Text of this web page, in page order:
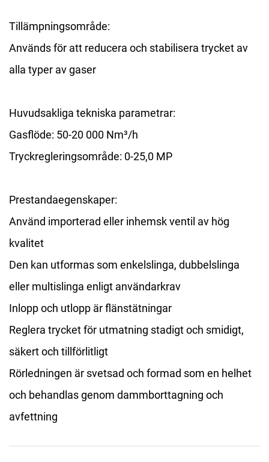
Tillämpningsområde:
Används för att reducera och stabilisera trycket av
alla typer av gaser
Huvudsakliga tekniska parametrar:
Gasflöde: 50-20 000 Nm³/h
Tryckregleringsområde: 0-25,0 MP
Prestandaegenskaper:
Använd importerad eller inhemsk ventil av hög
kvalitet
Den kan utformas som enkelslinga, dubbelslinga
eller multislinga enligt användarkrav
Inlopp och utlopp är flänstätningar
Reglera trycket för utmatning stadigt och smidigt,
säkert och tillförlitligt
Rörledningen är svetsad och formad som en helhet
och behandlas genom dammborttagning och
avfettning